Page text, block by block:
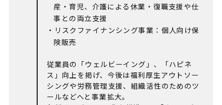
産・育児、介護による休業・復職支援や仕
事との両立支援
・リスクファイナンシング事業：個人向け保
険販売
従業員の「ウェルビーイング」、「ハピネ
ス」向上を掲げ、今後は福利厚生アウトソー
シングや労務管理支援、組織活性のためのツ
ールなどへと事業拡大。